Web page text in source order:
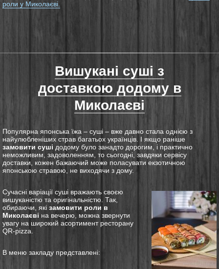
роли у Миколаєві.
Вишукані суші з
доставкою додому в
Миколаєві
Популярна японська їжа – суші – вже давно стала однією з
найулюбленіших страв багатьох українців. І якщо раніше
замовити суші додому було занадто дорогим, і практично
неможливим, задоволенням, то сьогодні, завдяки сервісу
доставки, кожен бажаючий може поласувати екзотичною
японською стравою, не виходячи з дому.
Сучасні варіації суші вражають своєю
вишуканістю та оригінальністю. Так,
обираючи, які замовити роли в
Миколаєві на вечерю, можна звернути
увагу на широкий асортимент ресторану
QR-pizza.
В меню закладу представлені: